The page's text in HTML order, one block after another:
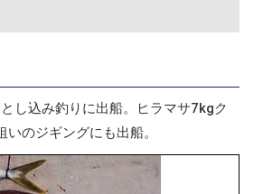
し込み釣りに出船。ヒラマサ7kgク
のジギングにも出船。